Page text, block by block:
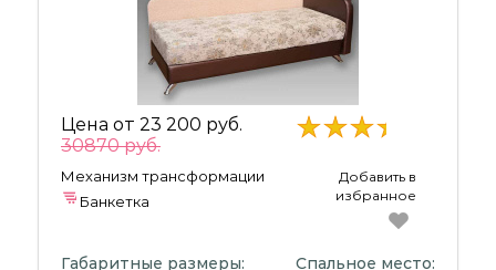
Цена от 23 200 руб.
30870 руб.
Механизм трансформации
Банкетка
Добавить в
избранное
Габаритные размеры: Спальное место: